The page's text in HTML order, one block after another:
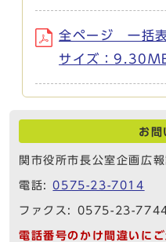
全ページ 一括
サイズ：
お問
関市役所市長公室企画広
電話:0575-23-7014
ファクス: 0575-23-
電話番号のかけ間違いにご